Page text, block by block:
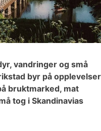
vandringer og små
byr på opplevelser
bruktmarked, mat
tog i Skandinavias